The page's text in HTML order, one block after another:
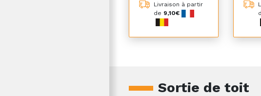
Livraison à partir
de 9,10€
Sortie de toit